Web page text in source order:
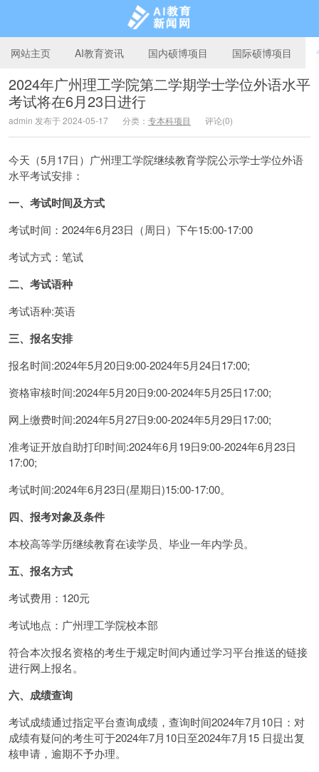
AI教育新闻网
网站主页 AI教育资讯 国内硕博项目 国际硕博项目
2024年广州理工学院第二学期学士学位外语水平
考试将在6月23日进行
admin 发布于 2024-05-17 分类： 专本科项目 评论(0)
今天（5月17日）广州理工学院继续教育学院公示学士学位外语
水平考试安排：
一、考试时间及方式
考试时间：2024年6月23日（周日）下午15:00-17:00
考试方式：笔试
二、考试语种
考试语种:英语
三、报名安排
报名时间:2024年5月20日9:00-2024年5月24日17:00;
资格审核时间:2024年5月20日9:00-2024年5月25日17:00;
网上缴费时间:2024年5月27日9:00-2024年5月29日17:00;
准考证开放自助打印时间:2024年6月19日9:00-2024年6月23日
17:00;
考试时间:2024年6月23日(星期日)15:00-17:00。
四、报考对象及条件
本校高等学历继续教育在读学员、毕业一年内学员。
五、报名方式
考试费用：120元
考试地点：广州理工学院校本部
符合本次报名资格的考生于规定时间内通过学习平台推送的链接
进行网上报名。
六、成绩查询
考试成绩通过指定平台查询成绩，查询时间2024年7月10日：对
成绩有疑问的考生可于2024年7月10日至2024年7月15 日提出复
核申请，逾期不予办理。